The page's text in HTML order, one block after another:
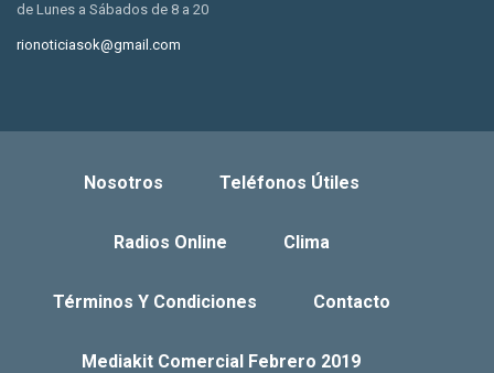
de Lunes a Sábados de 8 a 20
rionoticiasok@gmail.com
Nosotros Teléfonos Útiles
Radios Online Clima
Términos Y Condiciones Contacto
Mediakit Comercial Febrero 2019